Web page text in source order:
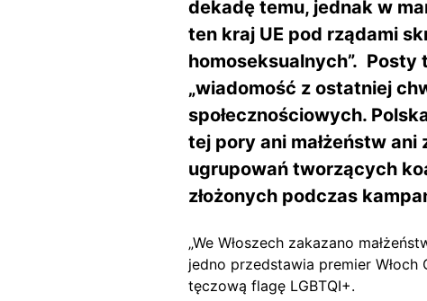
dekadę temu, jednak w
ten kraj UE pod rządami
homoseksualnych”. Posty
„wiadomość z ostatniej
społecznościowych.
tej pory ani małżeństw
ugrupowań tworzących
złożonych podczas
„We Włoszech zakazano
jedno przedstawia premier
tęczową flagę LGBTQI+.